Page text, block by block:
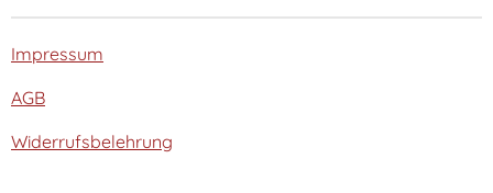
Impressum
AGB
Widerrufsbelehrung